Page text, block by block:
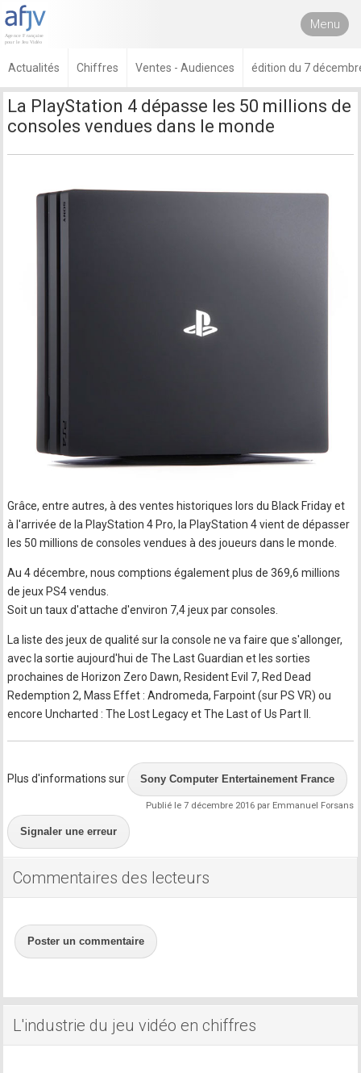
Menu
Actualités Chiffres Ventes - Audiences édition du 7
La PlayStation 4 dépasse les 50 millions de
consoles vendues dans le monde
Grâce, entre autres, à des ventes historiques lors du Black Friday et
à l'arrivée de la PlayStation 4 Pro, la PlayStation 4 vient de dépasser
les 50 millions de consoles vendues à des joueurs dans le monde.
Au 4 décembre, nous comptions également plus de 369,6 millions
de jeux PS4 vendus.
Soit un taux d'attache d'environ 7,4 jeux par consoles.
La liste des jeux de qualité sur la console ne va faire que s'allonger,
avec la sortie aujourd'hui de The Last Guardian et les sorties
prochaines de Horizon Zero Dawn, Resident Evil 7, Red Dead
Redemption 2, Mass Effet : Andromeda, Farpoint (sur PS VR) ou
encore Uncharted : The Lost Legacy et The Last of Us Part II.
Plus d'informations sur Sony Computer Entertainement France
Publié le 7 décembre 2016 par Emmanuel Forsans
Signaler une erreur
Commentaires des lecteurs
Poster un commentaire
L'industrie du jeu vidéo en chiffres